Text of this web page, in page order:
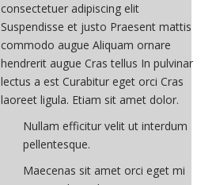
consectetuer adipiscing elit
Suspendisse et justo Praesent mattis
commodo augue Aliquam ornare
hendrerit augue Cras tellus In pulvinar
lectus a est Curabitur eget orci Cras
laoreet ligula. Etiam sit amet dolor.
Nullam efficitur velit ut interdum
pellentesque.
Maecenas sit amet orci eget mi